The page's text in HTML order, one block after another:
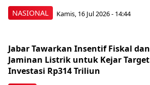
NASIONAL Kamis, 16 Jul 2026 - 14:44
Jabar Tawarkan Insentif Fiskal dan
Jaminan Listrik untuk Kejar Target
Investasi Rp314 Triliun